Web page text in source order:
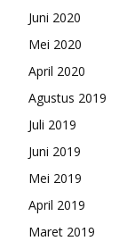
Juni 2020
Mei 2020
April 2020
Agustus 2019
Juli 2019
Juni 2019
Mei 2019
April 2019
Maret 2019